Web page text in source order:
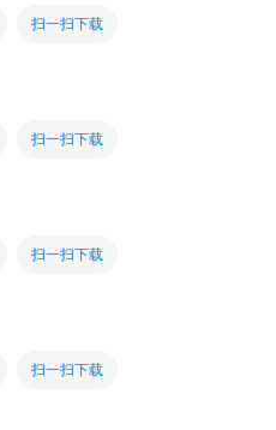
扫一扫下载
扫一扫下载
扫一扫下载
扫一扫下载